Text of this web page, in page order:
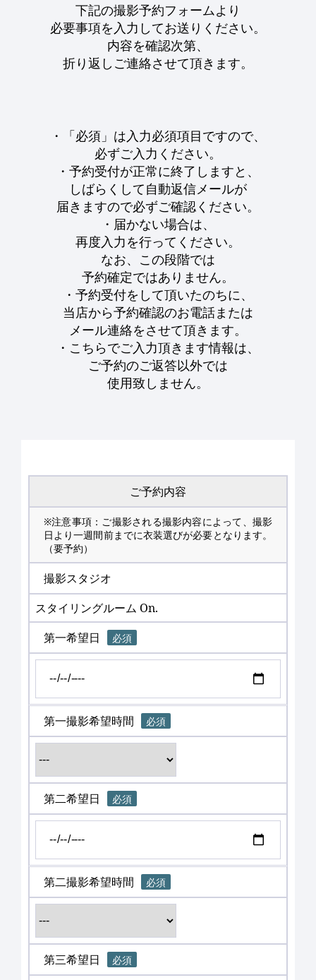
下記の撮影予約フォームより
必要事項を入力してお送りください。
内容を確認次第、
折り返しご連絡させて頂きます。
・「必須」は入力必須項目ですので、
必ずご入力ください。
・予約受付が正常に終了しますと、
しばらくして自動返信メールが
届きますので必ずご確認ください。
・届かない場合は、
再度入力を行ってください。
なお、この段階では
予約確定ではありません。
・予約受付をして頂いたのちに、
当店から予約確認のお電話または
メール連絡をさせて頂きます。
・こちらでご入力頂きます情報は、
ご予約のご返答以外では
使用致しません。
ご予約内容
※注意事項：ご撮影される撮影内容によって、撮影
日より一週間前までに衣装選びが必要となります。
（要予約）
撮影スタジオ
スタイリングルーム On.
第一希望日
必須
第一撮影希望時間 必須
第二希望日 必須
第二撮影希望時間 必須
第三希望日 必須